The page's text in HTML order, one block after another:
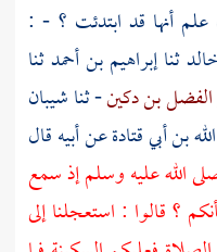
علم أنها قد ابتدئت ؟ - :
ثناإبراهيم بن أحمدثنا
الفضل بن دكين- ثنا شيبان
بن أبي قتادةعن أبيه قال
الله عليه وسلم إذ سمع
؟ قالوا : استعجلنا إلى